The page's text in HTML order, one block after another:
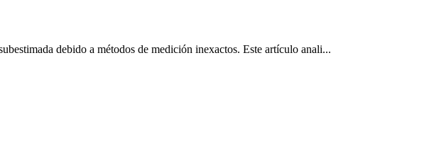
debido a métodos de medición inexactos. Este artículo anali...